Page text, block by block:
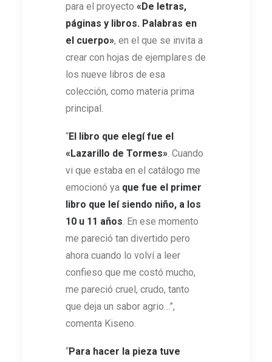
para el proyecto «De letras,
páginas y libros. Palabras en
el cuerpo», en el que se invita a
crear con hojas de ejemplares de
los nueve libros de esa
colección, como materia prima
principal.
“El libro que elegí fue el
«Lazarillo de Tormes». Cuando
vi que estaba en el catálogo me
emocionó ya que fue el primer
libro que leí siendo niño, a los
10 u 11 años. En ese momento
me pareció tan divertido pero
ahora cuando lo volví a leer
confieso que me costó mucho,
me pareció cruel, crudo, tanto
que deja un sabor agrio…”,
comenta Kiseno.
“Para hacer la pieza tuve